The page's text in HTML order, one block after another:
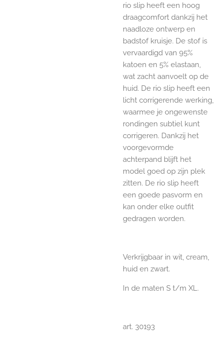
rio slip heeft een hoog
draagcomfort dankzij het
naadloze ontwerp en
badstof kruisje. De stof is
vervaardigd van 95%
katoen en 5% elastaan,
wat zacht aanvoelt op de
huid. De rio slip heeft een
licht corrigerende werking,
waarmee je ongewenste
rondingen subtiel kunt
corrigeren. Dankzij het
voorgevormde
achterpand blijft het
model goed op zijn plek
zitten. De rio slip heeft
een goede pasvorm en
kan onder elke outfit
gedragen worden.
Verkrijgbaar in wit, cream,
huid en zwart.
In de maten S t/m XL.
art. 30193